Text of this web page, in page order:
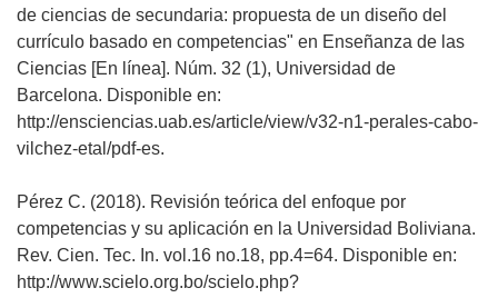
de ciencias de secundaria: propuesta de un diseño del
currículo basado en competencias" en Enseñanza de las
Ciencias [En línea]. Núm. 32 (1), Universidad de
Barcelona. Disponible en:
http://ensciencias.uab.es/article/view/v32-n1-perales-cabo-
vilchez-etal/pdf-es.
Pérez C. (2018). Revisión teórica del enfoque por
competencias y su aplicación en la Universidad Boliviana.
Rev. Cien. Tec. In. vol.16 no.18, pp.4=64. Disponible en:
http://www.scielo.org.bo/scielo.php?